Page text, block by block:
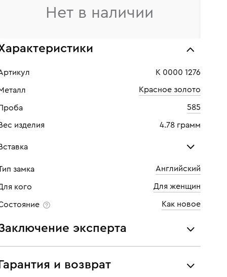
Нет в наличии
К 0000 1276
Красное золото
585
изделия 4.78 грамм
Сапфир
8 шт
Огранка Маркиз
замка Английский
кого Для женщин
Как новое
эксперта
украшения проходят экспертизу подлинности и
характеристикам ювелирных изделий,
бриллиантов (вес, проба, драгоценный металл, цвет,
Гарантия и возврат